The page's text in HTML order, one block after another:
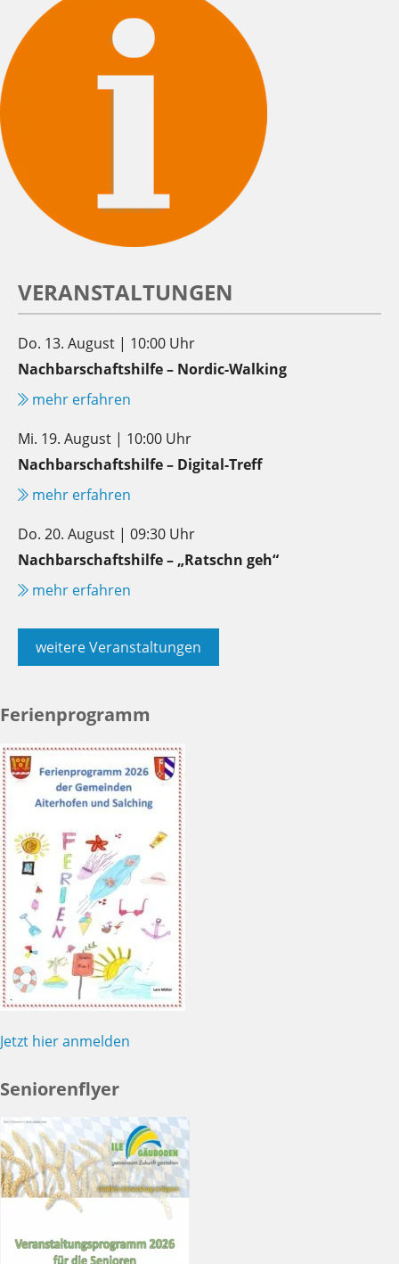
VERANSTALTUNGEN
Do. 13. August | 10:00 Uhr
Nachbarschaftshilfe – Nordic-Walking
mehr erfahren
Mi. 19. August | 10:00 Uhr
Nachbarschaftshilfe – Digital-Treff
mehr erfahren
Do. 20. August | 09:30 Uhr
Nachbarschaftshilfe – „Ratschn geh“
mehr erfahren
weitere Veranstaltungen
Ferienprogramm
Jetzt hier anmelden
Seniorenflyer